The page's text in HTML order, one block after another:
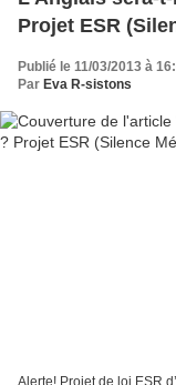
Projet ESR
Publié le 11/03/2013 à
Par Eva R-sistons
Alerte! Projet de loi ESR